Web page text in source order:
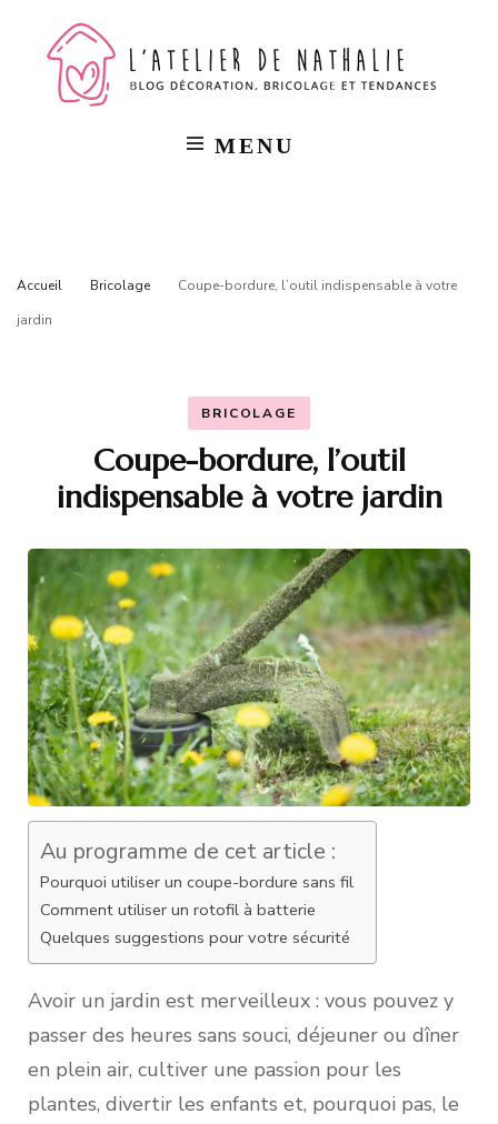
MENU
Accueil Bricolage
Coupe-bordure, l’outil indispensable à votre
jardin
BRICOLAGE
Coupe-bordure, l’outil
indispensable à votre jardin
Au programme de cet article :
Pourquoi utiliser un coupe-bordure sans fil
Comment utiliser un rotofil à batterie
Quelques suggestions pour votre sécurité
Avoir un jardin est merveilleux : vous pouvez y
passer des heures sans souci, déjeuner ou dîner
en plein air, cultiver une passion pour les
plantes, divertir les enfants et, pourquoi pas, le